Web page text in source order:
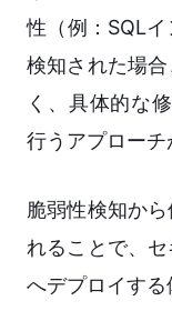
性（例：SQL
検知された場
く、具体的な
行うアプローチ
脆弱性検知か
れることで、
へデプロイする